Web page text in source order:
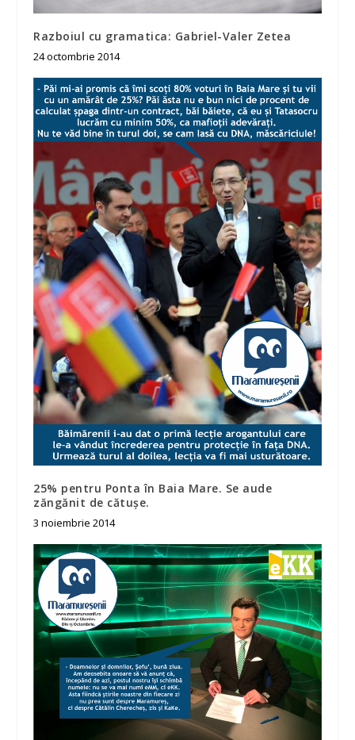
Razboiul cu gramatica: Gabriel-Valer Zetea
24 octombrie 2014
25% pentru Ponta în Baia Mare. Se aude
zăngănit de cătușe.
3 noiembrie 2014